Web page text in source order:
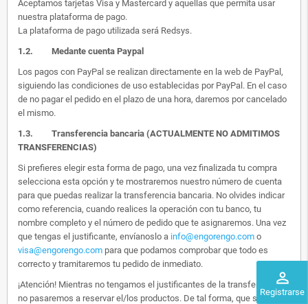
perm_identity
Registrarse
Aceptamos tarjetas Visa y Mastercard y aquellas que permita usar
nuestra plataforma de pago.
La plataforma de pago utilizada será Redsys.
1.2. Medante cuenta Paypal
Los pagos con PayPal se realizan directamente en la web de PayPal,
siguiendo las condiciones de uso establecidas por PayPal. En el caso
de no pagar el pedido en el plazo de una hora, daremos por cancelado
el mismo.
1.3. Transferencia bancaria (ACTUALMENTE NO ADMITIMOS
TRANSFERENCIAS)
Si prefieres elegir esta forma de pago, una vez finalizada tu compra
selecciona esta opción y te mostraremos nuestro número de cuenta
para que puedas realizar la transferencia bancaria. No olvides indicar
como referencia, cuando realices la operación con tu banco, tu
nombre completo y el número de pedido que te asignaremos. Una vez
que tengas el justificante, envíanoslo a info@engorengo.com o
visa@engorengo.com para que podamos comprobar que todo es
correcto y tramitaremos tu pedido de inmediato.
¡Atención! Mientras no tengamos el justificantes de la transferencia,
no pasaremos a reservar el/los productos. De tal forma, que si alguien